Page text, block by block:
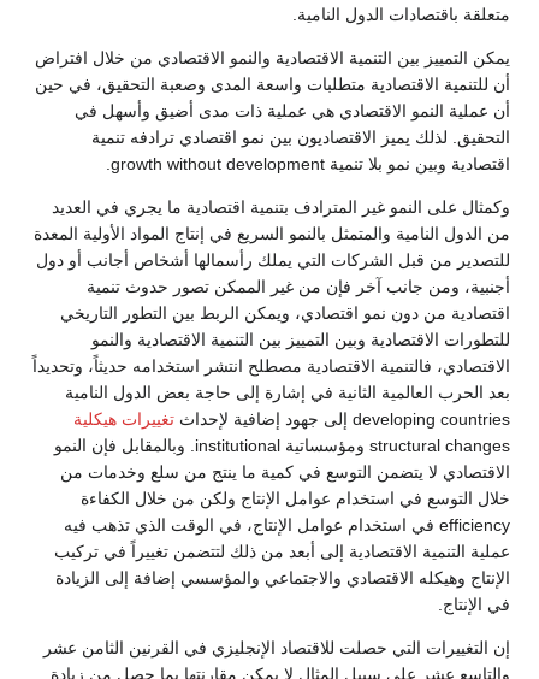
متعلقة باقتصادات الدول النامية.
يمكن التمييز بين التنمية الاقتصادية والنمو الاقتصادي من خلال افتراض
أن للتنمية الاقتصادية متطلبات واسعة المدى وصعبة التحقيق، في حين
أن عملية النمو الاقتصادي هي عملية ذات مدى أضيق وأسهل في
التحقيق. لذلك يميز الاقتصاديون بين نمو اقتصادي ترادفه تنمية
اقتصادية وبين نمو بلا تنمية growth without development.
وكمثال على النمو غير المترادف بتنمية اقتصادية ما يجري في العديد
من الدول النامية والمتمثل بالنمو السريع في إنتاج المواد الأولية المعدة
للتصدير من قبل الشركات التي يملك رأسمالها أشخاص أجانب أو دول
أجنبية، ومن جانب آخر فإن من غير الممكن تصور حدوث تنمية
اقتصادية من دون نمو اقتصادي، ويمكن الربط بين التطور التاريخي
للتطورات الاقتصادية وبين التمييز بين التنمية الاقتصادية والنمو
الاقتصادي، فالتنمية الاقتصادية مصطلح انتشر استخدامه حديثاً، وتحديداً
بعد الحرب العالمية الثانية في إشارة إلى حاجة بعض الدول النامية
developing countries إلى جهود إضافية لإحداث
تغييرات هيكلية
structural changes ومؤسساتية institutional. وبالمقابل فإن النمو
الاقتصادي لا يتضمن التوسع في كمية ما ينتج من سلع وخدمات من
خلال التوسع في استخدام عوامل الإنتاج ولكن من خلال الكفاءة
efficiency في استخدام عوامل الإنتاج، في الوقت الذي تذهب فيه
عملية التنمية الاقتصادية إلى أبعد من ذلك لتتضمن تغييراً في تركيب
الإنتاج وهيكله الاقتصادي والاجتماعي والمؤسسي إضافة إلى الزيادة
في الإنتاج.
إن التغييرات التي حصلت للاقتصاد الإنجليزي في القرنين الثامن عشر
والتاسع عشر على سبيل المثال لا يمكن مقارنتها بما حصل من زيادة